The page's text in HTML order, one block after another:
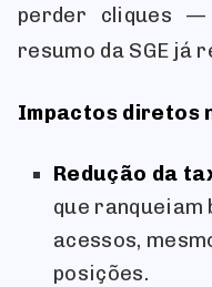
perder cliques —
resumo da SGE já
Impactos diretos
Redução da
que ranqueiam
acessos,
posições.